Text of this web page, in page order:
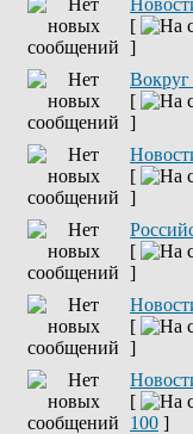
[
]
[
]
[
]
[
]
[
]
[
100 ]